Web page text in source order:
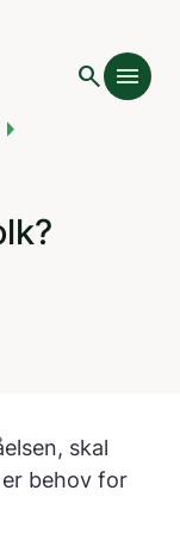
search menu
skal
behov for